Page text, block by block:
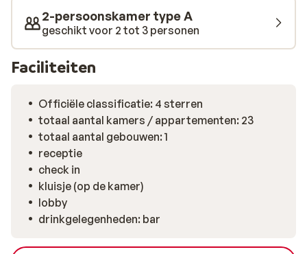
binnenzwembad, tot rust komen in verschillende type
sauna's of opwarmen in de jacuzzi. Het hotel heeft een
wijnkelder met ontelbaar veel wijnen. Sluit de dag af
met een heerlijke maaltijd en een goed glas wijn.
2-persoonskamer type A
geschikt voor 2 tot 3 personen
Faciliteiten
Officiële classificatie: 4 sterren
totaal aantal kamers / appartementen: 23
totaal aantal gebouwen: 1
receptie
check in
kluisje (op de kamer)
lobby
drinkgelegenheden: bar